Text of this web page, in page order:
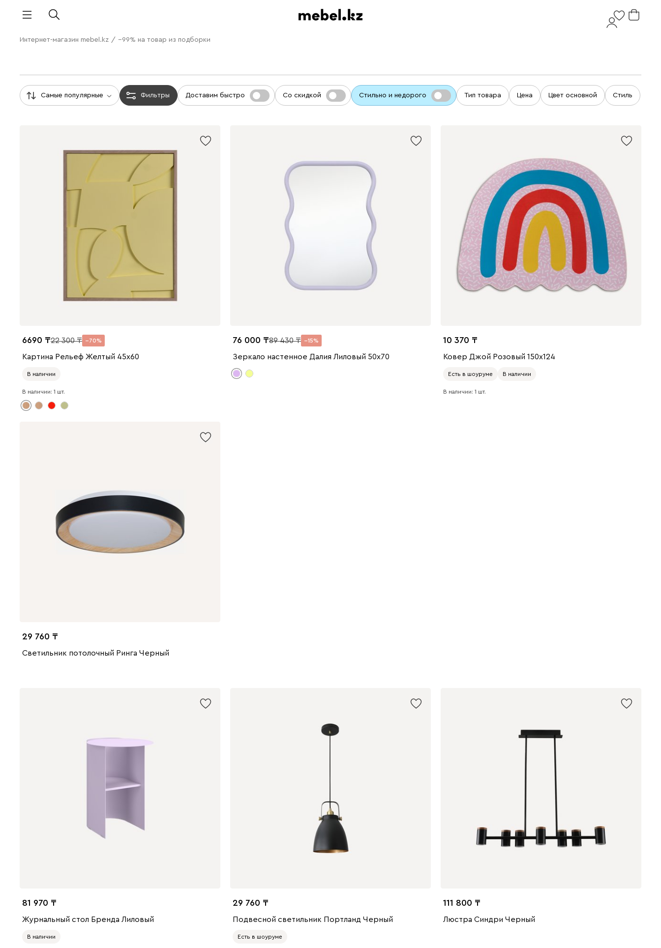
Интернет-магазин mebel.kz / −99% на товар из подборки
Самые популярные Фильтры Доставим быстро Со скидкой Стильно и недорого Тип товара Цена Цвет основной Стиль
6690 22 300 70
Картина Рельеф Желтый 45x60
В наличии
В наличии: 1 шт.
76 000 89 430 15
Зеркало настенное Далия Лиловый 50x70
10 370
Ковер Джой Розовый 150x124
Есть в шоуруме В наличии
В наличии: 1 шт.
29 760
Светильник потолочный Ринга Черный
81 970
Журнальный стол Бренда Лиловый
В наличии
29 760
Подвесной светильник Портланд Черный
Есть в шоуруме
111 800
Люстра Синдри Черный